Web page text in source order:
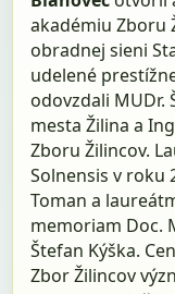
akadémiu Zboru
obradnej sieni
udelené
odovzdali MUDr.
mesta Žilina a
Zboru Žilincov.
Solnensis v roku
Toman a
memoriam Doc.
Štefan Kýška.
Zbor Žilincov